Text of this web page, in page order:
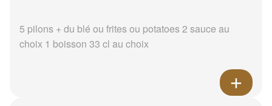
5 pilons + du blé ou frites ou potatoes 2 sauce au
choix 1 boisson 33 cl au choix